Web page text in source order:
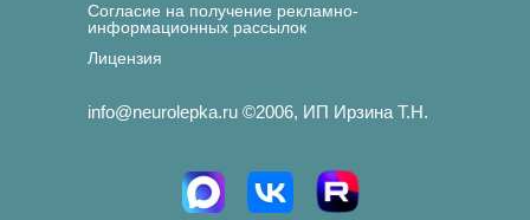
Согласие на получение рекламно-
информационных рассылок
info@neurolepka.ru ©2006, ИП Ирзина Т.Н.
Лицензия